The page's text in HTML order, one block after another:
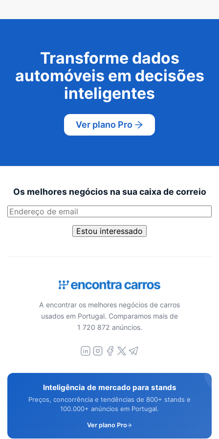
Transforme dados
automóveis em decisões
inteligentes
Ver plano Pro
Os melhores negócios na sua caixa de correio
Estou interessado
A encontrar os melhores negócios de carros
usados em Portugal. Comparamos mais de
1 720 872 anúncios.
Inteligência de mercado para stands
Preços, concorrência e tendências de 800+ stands e
100.000+ anúncios em Portugal.
Ver plano Pro